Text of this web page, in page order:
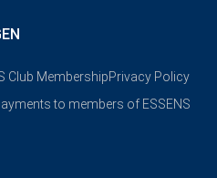
Club MembershipPrivacy Policy
to members of ESSENS